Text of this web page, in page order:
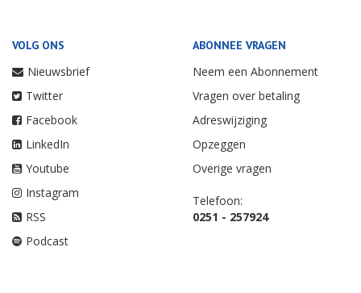
VOLG ONS
Nieuwsbrief
Twitter
Facebook
LinkedIn
Youtube
Instagram
RSS
Podcast
ABONNEE VRAGEN
Neem een Abonnement
Vragen over betaling
Adreswijziging
Opzeggen
Overige vragen
Telefoon:
0251 - 257924